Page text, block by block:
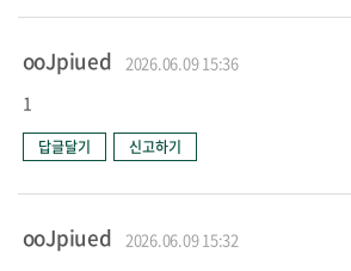
ooJpiued 2026.06.09 15:36
1
답글달기 신고하기
ooJpiued 2026.06.09 15:32